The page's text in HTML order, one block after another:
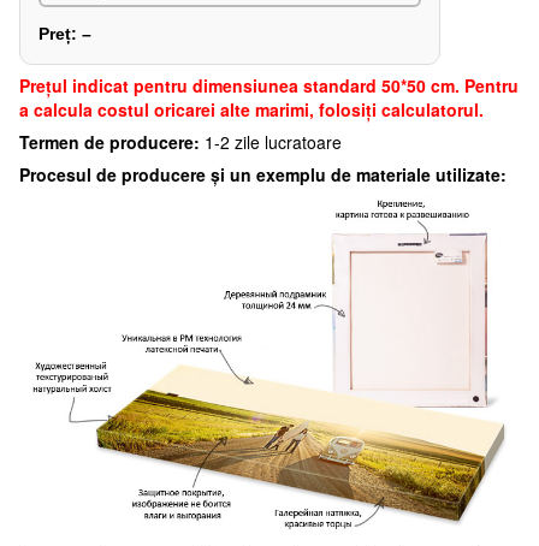
Preț: –
Preţul indicat pentru dimensiunea standard 50*50 cm. Pentru
a calcula costul oricarei alte marimi, folosiți calculatorul.
Termen de producere: 1-2 zile lucratoare
Procesul de producere și un exemplu de materiale utilizate: